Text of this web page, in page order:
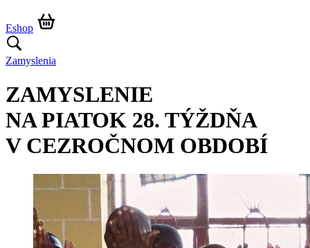
Eshop
Zamyslenia
ZAMYSLENIE
NA PIATOK 28. TÝŽDŇA
V CEZROČNOM OBDOBÍ